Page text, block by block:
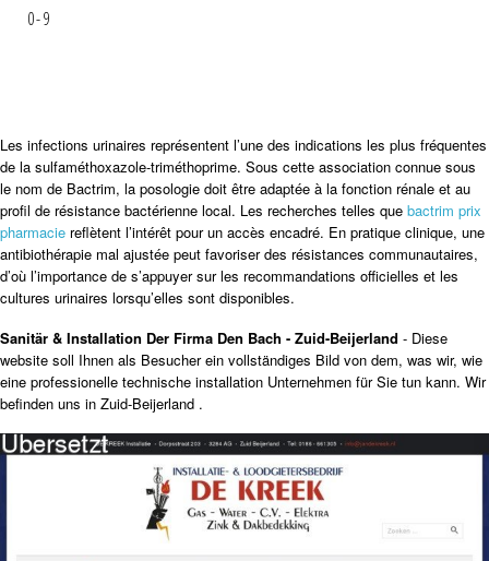
0-9
Les infections urinaires représentent l’une des indications les plus fréquentes
de la sulfaméthoxazole-triméthoprime. Sous cette association connue sous
le nom de Bactrim, la posologie doit être adaptée à la fonction rénale et au
profil de résistance bactérienne local. Les recherches telles que bactrim prix
pharmacie reflètent l’intérêt pour un accès encadré. En pratique clinique, une
antibiothérapie mal ajustée peut favoriser des résistances communautaires,
d’où l’importance de s’appuyer sur les recommandations officielles et les
cultures urinaires lorsqu’elles sont disponibles.
Sanitär & Installation Der Firma Den Bach - Zuid-Beijerland - Diese
website soll Ihnen als Besucher ein vollständiges Bild von dem, was wir, wie
eine professionelle technische installation Unternehmen für Sie tun kann. Wir
befinden uns in Zuid-Beijerland .